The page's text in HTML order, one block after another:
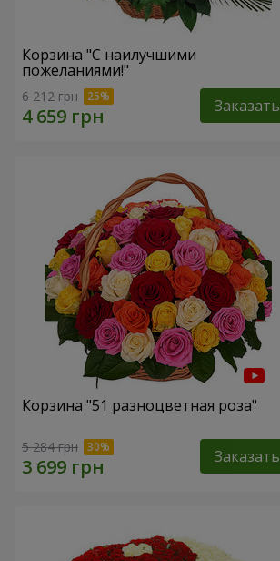
Корзина "С наилучшими
пожеланиями!"
6 212 грн Заказать
Корзина "51 разноцветная роза"
5 284 грн Заказать